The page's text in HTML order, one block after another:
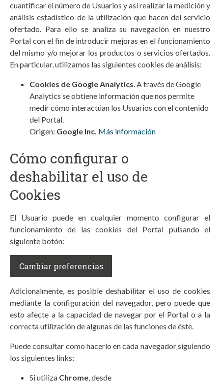
cuantificar el número de Usuarios y así realizar la medición y
análisis estadístico de la utilización que hacen del servicio
ofertado. Para ello se analiza su navegación en nuestro
Portal con el fin de introducir mejoras en el funcionamiento
del mismo y/o mejorar los productos o servicios ofertados.
En particular, utilizamos las siguientes cookies de análisis:
Cookies de Google Analytics. A través de Google
Analytics se obtiene información que nos permite
medir cómo interactúan los Usuarios con el contenido
del Portal.
Origen: Google Inc. Más información
Cómo configurar o
deshabilitar el uso de
Cookies
El Usuario puede en cualquier momento configurar el
funcionamiento de las cookies del Portal pulsando el
siguiente botón:
Cambiar preferencias
Adicionalmente, es posible deshabilitar el uso de cookies
mediante la configuración del navegador, pero puede que
esto afecte a la capacidad de navegar por el Portal o a la
correcta utilización de algunas de las funciones de éste.
Puede consultar como hacerlo en cada navegador siguiendo
los siguientes links:
Si utiliza Chrome, desde